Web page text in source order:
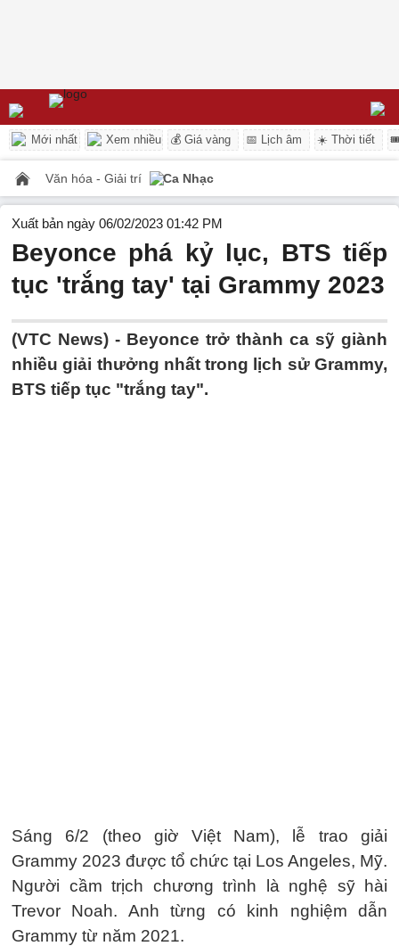
Mới nhất Xem nhiều 💰 Giá vàng 📅 Lịch âm ☀️ Thời tiết
Văn hóa - Giải trí Ca Nhạc
Xuất bản ngày 06/02/2023 01:42 PM
Beyonce phá kỷ lục, BTS tiếp
tục 'trắng tay' tại Grammy 2023
(VTC News) - Beyonce trở thành ca sỹ giành
nhiều giải thưởng nhất trong lịch sử Grammy,
BTS tiếp tục "trắng tay".
Sáng 6/2 (theo giờ Việt Nam), lễ trao giải
Grammy 2023 được tổ chức tại Los Angeles, Mỹ.
Người cầm trịch chương trình là nghệ sỹ hài
Trevor Noah. Anh từng có kinh nghiệm dẫn
Grammy từ năm 2021.